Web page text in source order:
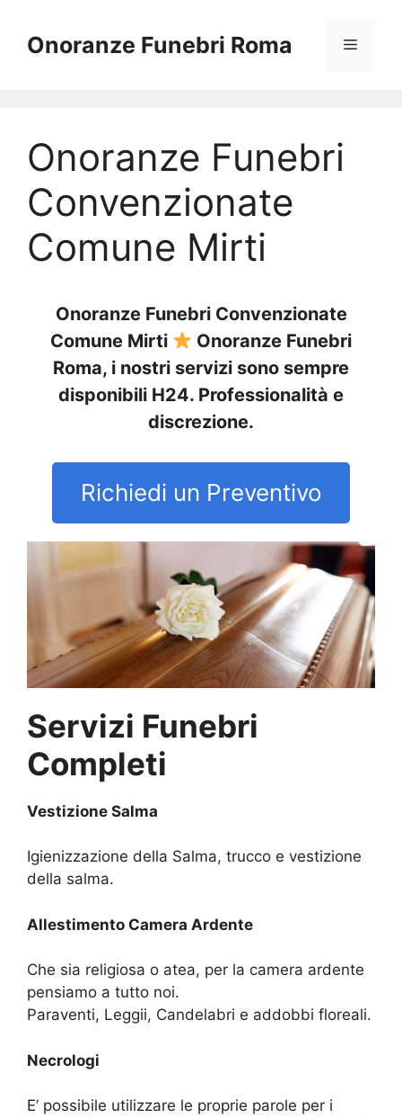
contenuto
Onoranze Funebri Roma Menu
Onoranze Funebri
Convenzionate
Comune Mirti
Onoranze Funebri Convenzionate
Comune Mirti
Onoranze Funebri
Roma, i nostri servizi sono sempre
disponibili H24. Professionalità e
discrezione.
Richiedi un Preventivo
Servizi Funebri
Completi
Vestizione Salma
Igienizzazione della Salma, trucco e vestizione
della salma.
Allestimento Camera Ardente
Che sia religiosa o atea, per la camera ardente
pensiamo a tutto noi.
Paraventi, Leggii, Candelabri e addobbi floreali.
Necrologi
E’ possibile utilizzare le proprie parole per i